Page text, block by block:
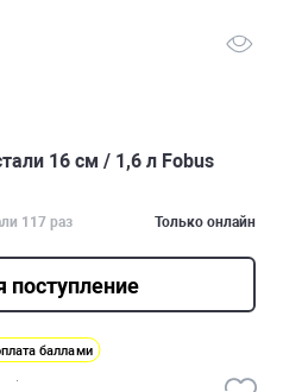
16 см / 1,6 л Fobus
117 раз Только онлайн
поступление
баллами